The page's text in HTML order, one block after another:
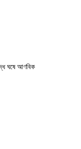
ঘষে আণবিক